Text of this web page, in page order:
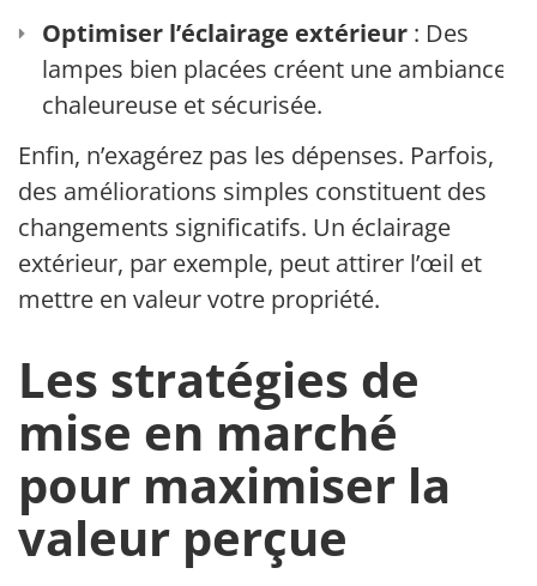
Optimiser l’éclairage extérieur : Des
lampes bien placées créent une ambiance
chaleureuse et sécurisée.
Enfin, n’exagérez pas les dépenses. Parfois,
des améliorations simples constituent des
changements significatifs. Un éclairage
extérieur, par exemple, peut attirer l’œil et
mettre en valeur votre propriété.
Les stratégies de
mise en marché
pour maximiser la
valeur perçue